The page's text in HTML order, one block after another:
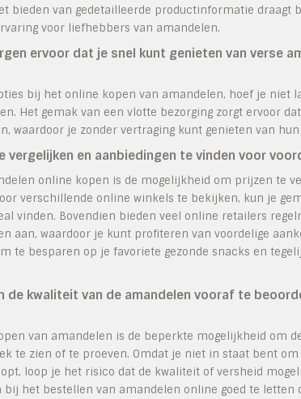
bieden van gedetailleerde productinformatie draagt
voor liefhebbers van amandelen.
ervoor dat je snel kunt genieten van verse
bij het online kopen van amandelen, hoef je niet
Het gemak van een vlotte bezorging zorgt ervoor
waardoor je zonder vertraging kunt genieten van
vergelijken en aanbiedingen te vinden voor
online kopen is de mogelijkheid om prijzen te
verschillende online winkels te bekijken, kun je
vinden. Bovendien bieden veel online retailers
aan, waardoor je kunt profiteren van voordelige
te besparen op je favoriete gezonde snacks en
de kwaliteit van de amandelen vooraf te
van amandelen is de beperkte mogelijkheid om
te zien of te proeven. Omdat je niet in staat bent
loop je het risico dat de kwaliteit of versheid
het bestellen van amandelen online goed te letten